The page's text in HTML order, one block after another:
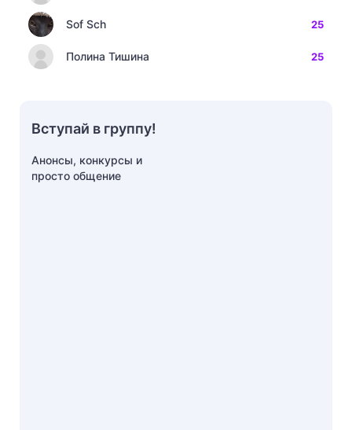
Sof Sch 25
Полина Тишина 25
Вступай в группу!
Анонсы, конкурсы и
просто общение